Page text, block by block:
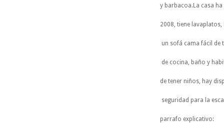
y barbacoa.La casa
2008, tiene
un sofá cama fácil
de cocina, baño y
de tener niños, hay
seguridad para la
parrafo explicativo: